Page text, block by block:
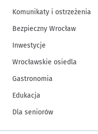
Komunikaty i ostrzeżenia
Bezpieczny Wrocław
Inwestycje
Wrocławskie osiedla
Gastronomia
Edukacja
Dla seniorów